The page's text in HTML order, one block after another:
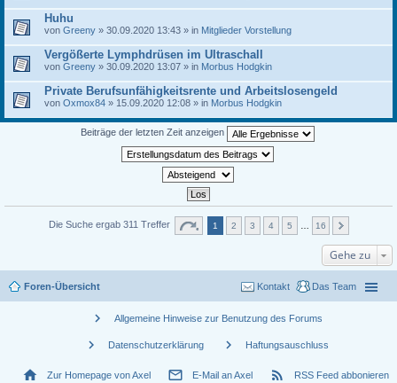
Huhu
von Greeny » 30.09.2020 13:43 » in Mitglieder Vorstellung
Vergößerte Lymphdrüsen im Ultraschall
von Greeny » 30.09.2020 13:07 » in Morbus Hodgkin
Private Berufsunfähigkeitsrente und Arbeitslosengeld
von Oxmox84 » 15.09.2020 12:08 » in Morbus Hodgkin
Beiträge der letzten Zeit anzeigen
Die Suche ergab 311 Treffer 1 2 3 4 5 16
Gehe zu
Foren-Übersicht Das Team
Kontakt
chevron_right Allgemeine Hinweise zur Benutzung des Forums
chevron_right Datenschutzerklärung chevron_right Haftungsauschluss
home Zur Homepage von Axel mail_outline E-Mail an Axel rss_feed RSS Feed abbonieren